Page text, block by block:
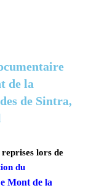
de la
de Sintra,
reprises lors de
du
Mont de la